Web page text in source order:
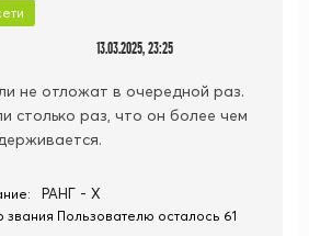
13.03.2025, 23:25
не отложат в очередной раз.
столько раз, что он более чем
РАНГ - X
Пользователю осталось 61